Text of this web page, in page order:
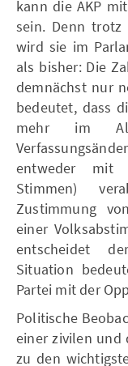
kann die AKP
sein. Denn trotz
wird sie im
als bisher: Die
demnächst nur
bedeutet, dass
mehr im
entweder mit
Stimmen)
Zustimmung
einer
entscheidet
Situation
Partei mit der
Politische
einer zivilen und
zu den